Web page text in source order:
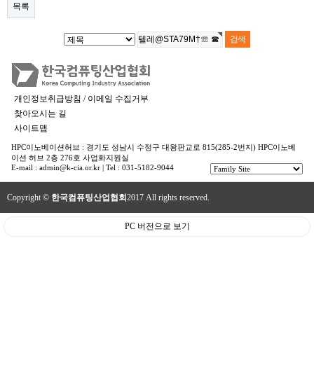
목록
개인정보취급방침 / 이메일 수집거부
찾아오시는 길
사이트맵
HPC이노베이션허브 : 경기도 성남시 수정구 대왕판교로 815(285-2번지) HPC이노베
이션 허브 2층 276호 사업화지원실
E-mail : admin@k-cia.or.kr | Tel : 031-5182-9044
Copyright © 한국컴퓨팅산업협회 2017 All rights reserved.
PC 버전으로 보기